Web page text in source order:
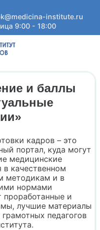
institute.ru
9:00 - 18:00
и баллы
кадров – это
портал, куда могут
медицинские
качественном
методикам и в
нормами
проработанные и
лучшие материалы
педагогов